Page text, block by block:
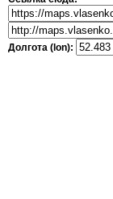
Долгота (lon):